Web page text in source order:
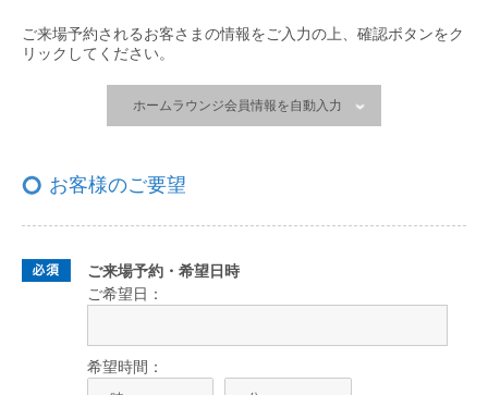
ご来場予約されるお客さまの情報をご入力の上、 確認ボタンをク
リックしてください。
ホームラウンジ会員情報を自動入力
お客様のご要望
ご来場予約・希望日時
ご希望日：
希望時間：